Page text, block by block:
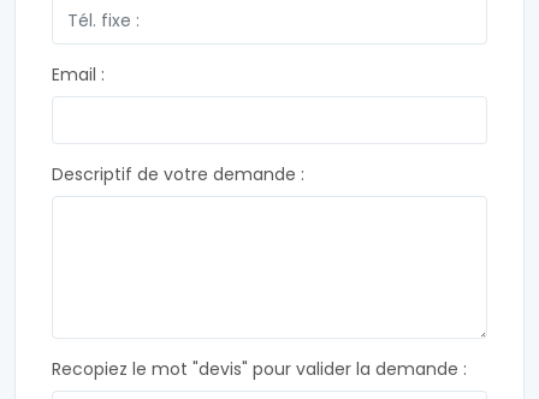
Email :
Descriptif de votre demande :
Recopiez le mot "devis" pour valider la demande :